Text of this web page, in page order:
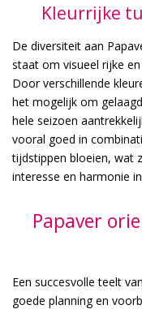
Kleurrijke
De diversiteit aan
staat om visueel rijke
Door verschillende
het mogelijk om
hele seizoen
vooral goed in
tijdstippen bloeien, wat
interesse en harmonie
Papaver
Een succesvolle teelt
goede planning en